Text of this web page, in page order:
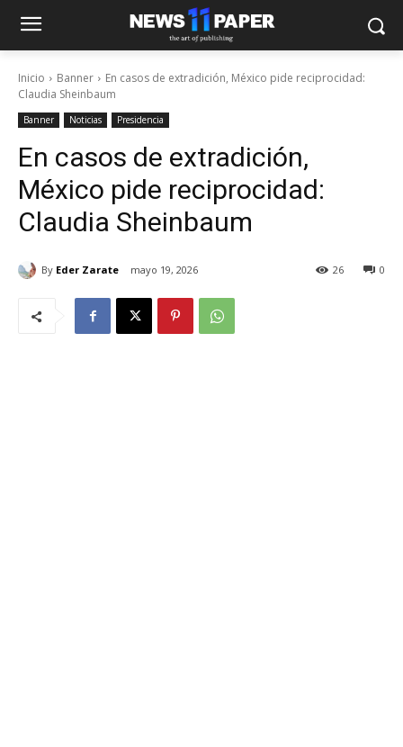
Inicio Banner
En casos de extradición, México pide reciprocidad:
Claudia Sheinbaum
Banner Noticias Presidencia
En casos de extradición,
México pide reciprocidad:
Claudia Sheinbaum
By Eder Zarate mayo 19, 2026 0
26